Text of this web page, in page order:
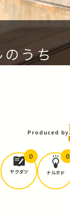
Produced by
ヤクダツ
0
ナルホド
0